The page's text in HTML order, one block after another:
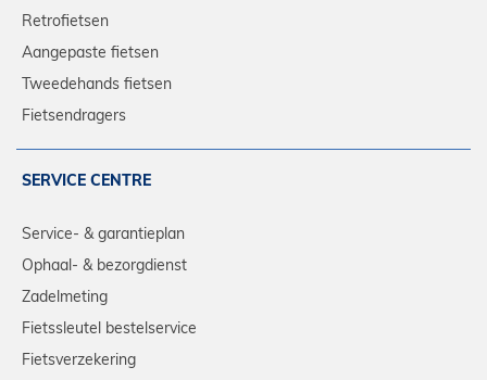
Retrofietsen
Aangepaste fietsen
Tweedehands fietsen
Fietsendragers
SERVICE CENTRE
Service- & garantieplan
Ophaal- & bezorgdienst
Zadelmeting
Fietssleutel bestelservice
Fietsverzekering